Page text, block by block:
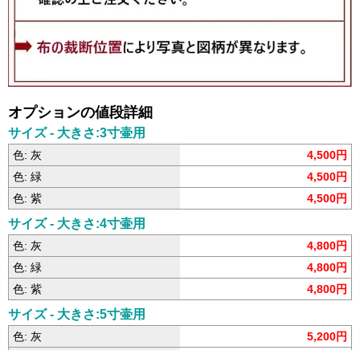
オプションの値段詳細
サイズ - 大きさ:3寸壷用
色: 灰
4,500円
色: 緑
4,500円
色: 紫
4,500円
サイズ - 大きさ:4寸壷用
色: 灰
4,800円
色: 緑
4,800円
色: 紫
4,800円
サイズ - 大きさ:5寸壷用
色: 灰
5,200円